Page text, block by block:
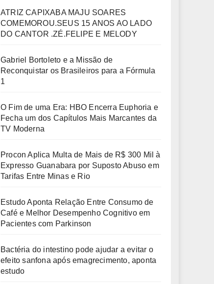
ATRIZ CAPIXABA MAJU SOARES
COMEMOROU.SEUS 15 ANOS AO LADO
DO CANTOR .ZÉ.FELIPE E MELODY
Gabriel Bortoleto e a Missão de
Reconquistar os Brasileiros para a Fórmula
1
O Fim de uma Era: HBO Encerra Euphoria e
Fecha um dos Capítulos Mais Marcantes da
TV Moderna
Procon Aplica Multa de Mais de R$ 300 Mil à
Expresso Guanabara por Suposto Abuso em
Tarifas Entre Minas e Rio
Estudo Aponta Relação Entre Consumo de
Café e Melhor Desempenho Cognitivo em
Pacientes com Parkinson
Bactéria do intestino pode ajudar a evitar o
efeito sanfona após emagrecimento, aponta
estudo